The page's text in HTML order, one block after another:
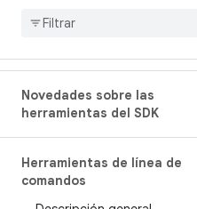
Novedades sobre las
herramientas del SDK
Herramientas de línea de
comandos